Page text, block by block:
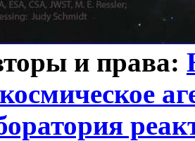
и права:
космическое